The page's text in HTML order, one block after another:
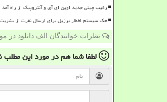
رقیب چینی جدید اوپن ای آی و آنتروپیک از راه آمد
هک سیستم اخطار برزیل برای ارسال نفرت از بشریت
نظرات خوانندگان الف دانلود در
لطفا شما همدر مورد این مطلب